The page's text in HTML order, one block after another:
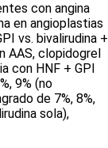
con angina
en angioplastias
vs. bivalirudina +
AAS, clopidogrel
con HNF + GPI
9% (no
de 7%, 8%,
sola),